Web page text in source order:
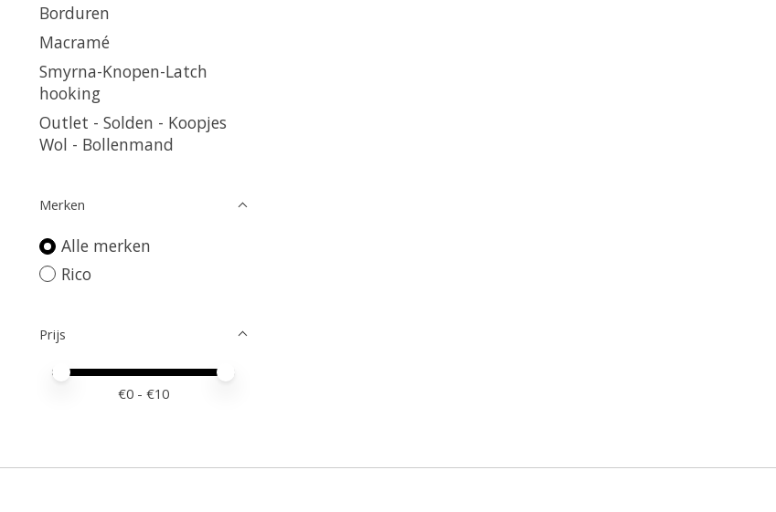
Borduren
Macramé
Smyrna-Knopen-Latch
hooking
Outlet - Solden - Koopjes
Wol - Bollenmand
Merken
Alle merken
Rico
Prijs
Minimale prijswaarde
Price maximum value
€0 - €10